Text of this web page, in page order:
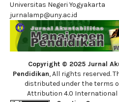
Universitas Negeri Yogyakarta
jurnalamp@uny.ac.id
Copyright © 2025 Jurnal
Pendidikan, All rights reserved.
distributed under the terms
Attribution 4.0 International